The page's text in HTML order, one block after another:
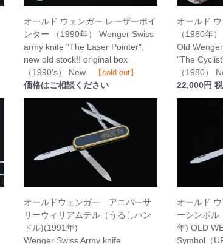
オールド ウェンガー レーザーポイ
ンター （1990年） Wenger Swiss
army knife "The Laser Pointer",
new old stock!! original box
（1990’s） New
【sold out】
価格はご相談ください
オールド
（1980年）
Old
"The
（1980）
22,000円
オールドウェンガー アニバーサ
リーウィリアムテル（うるしハン
ドル)(1991年)
Wenger Swiss Army knife
オールド
ーシンボル
年) OLD
Symbol（